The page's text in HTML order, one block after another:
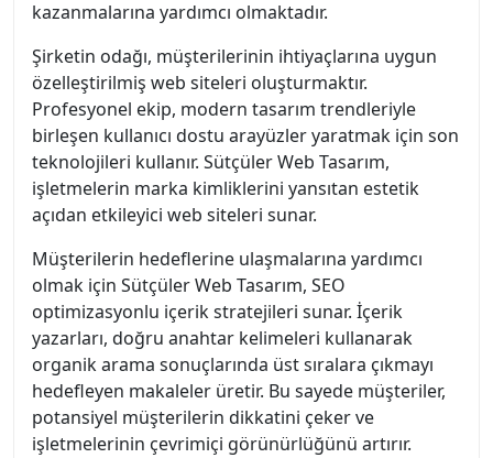
kazanmalarına yardımcı olmaktadır.
Şirketin odağı, müşterilerinin ihtiyaçlarına uygun
özelleştirilmiş web siteleri oluşturmaktır.
Profesyonel ekip, modern tasarım trendleriyle
birleşen kullanıcı dostu arayüzler yaratmak için son
teknolojileri kullanır. Sütçüler Web Tasarım,
işletmelerin marka kimliklerini yansıtan estetik
açıdan etkileyici web siteleri sunar.
Müşterilerin hedeflerine ulaşmalarına yardımcı
olmak için Sütçüler Web Tasarım, SEO
optimizasyonlu içerik stratejileri sunar. İçerik
yazarları, doğru anahtar kelimeleri kullanarak
organik arama sonuçlarında üst sıralara çıkmayı
hedefleyen makaleler üretir. Bu sayede müşteriler,
potansiyel müşterilerin dikkatini çeker ve
işletmelerinin çevrimiçi görünürlüğünü artırır.